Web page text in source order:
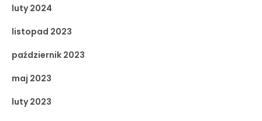
luty 2024
listopad 2023
październik 2023
maj 2023
luty 2023